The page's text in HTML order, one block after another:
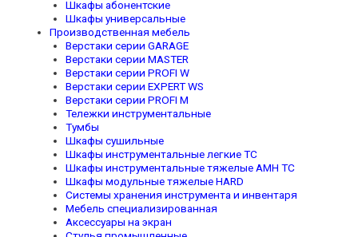
Шкафы абонентские
Шкафы универсальные
Производственная мебель
Верстаки серии GARAGE
Верстаки серии MASTER
Верстаки серии PROFI W
Верстаки серии EXPERT WS
Верстаки серии PROFI M
Тележки инструментальные
Тумбы
Шкафы сушильные
Шкафы инструментальные легкие TC
Шкафы инструментальные тяжелые AMH TC
Шкафы модульные тяжелые HARD
Системы хранения инструмента и инвентаря
Мебель специализированная
Аксессуары на экран